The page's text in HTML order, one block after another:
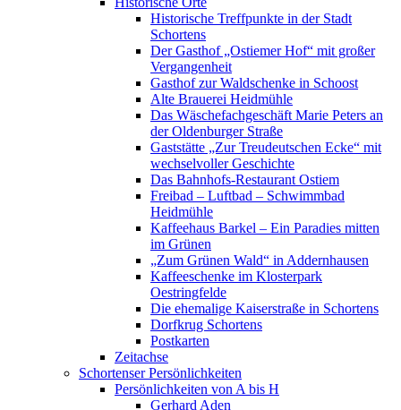
Historische Treffpunkte in der Stadt
Schortens
Der Gasthof „Ostiemer Hof“ mit großer
Vergangenheit
Gasthof zur Waldschenke in Schoost
Alte Brauerei Heidmühle
Das Wäschefachgeschäft Marie Peters an
der Oldenburger Straße
Gaststätte „Zur Treudeutschen Ecke“ mit
wechselvoller Geschichte
Das Bahnhofs-Restaurant Ostiem
Freibad – Luftbad – Schwimmbad
Heidmühle
Kaffeehaus Barkel – Ein Paradies mitten
im Grünen
„Zum Grünen Wald“ in Addernhausen
Kaffeeschenke im Klosterpark
Oestringfelde
Die ehemalige Kaiserstraße in Schortens
Dorfkrug Schortens
Postkarten
Zeitachse
Schortenser Persönlichkeiten
Persönlichkeiten von A bis H
Gerhard Aden